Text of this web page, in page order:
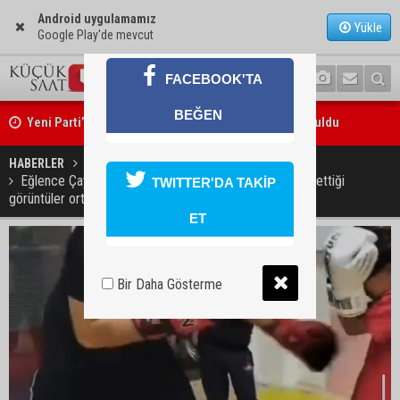
Android uygulamamız
Google Play'de mevcut
Yükle
Yeni Parti’nin Sarıçam ve Karataş teşkilatları oluşturuldu
Feke Belediye Başkanı Cömert Özen, Adana Valisi Mustafa Yavuz’u
ziyaret etti
HABERLER GÜNDEM
Eğlence Çayı’nda kaybolan gencin çocuklara boks öğrettiği
görüntüler ortaya çıktı
FACEBOOK'TA
BEĞEN
TWITTER'DA TAKİP
ET
Bir Daha Gösterme